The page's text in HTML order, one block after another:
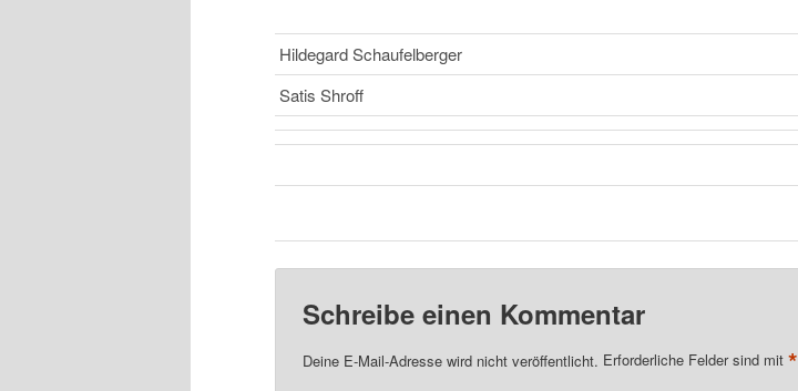
Hildegard Schaufelberger
Satis Shroff
Schreibe einen Kommentar
Deine E-Mail-Adresse wird nicht veröffentlicht. Erforderliche Felder sind mit*